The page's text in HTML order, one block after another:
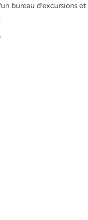
bureau d'excursions